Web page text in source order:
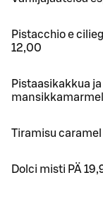
Pistacchio e
12,00
Pistaasikakkua
Tiramisu caramel
Dolci misti PÄ